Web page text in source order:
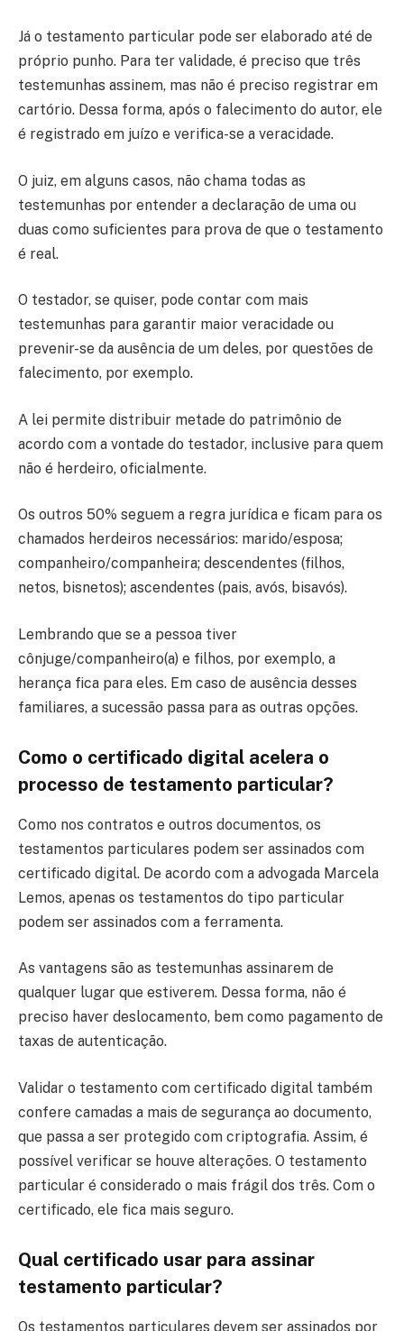
Já o testamento particular pode ser elaborado até de
próprio punho. Para ter validade, é preciso que três
testemunhas assinem, mas não é preciso registrar em
cartório. Dessa forma, após o falecimento do autor, ele
é registrado em juízo e verifica-se a veracidade.
O juiz, em alguns casos, não chama todas as
testemunhas por entender a declaração de uma ou
duas como suficientes para prova de que o testamento
é real.
O testador, se quiser, pode contar com mais
testemunhas para garantir maior veracidade ou
prevenir-se da ausência de um deles, por questões de
falecimento, por exemplo.
A lei permite distribuir metade do patrimônio de
acordo com a vontade do testador, inclusive para quem
não é herdeiro, oficialmente.
Os outros 50% seguem a regra jurídica e ficam para os
chamados herdeiros necessários: marido/esposa;
companheiro/companheira; descendentes (filhos,
netos, bisnetos); ascendentes (pais, avós, bisavós).
Lembrando que se a pessoa tiver
cônjuge/companheiro(a) e filhos, por exemplo, a
herança fica para eles. Em caso de ausência desses
familiares, a sucessão passa para as outras opções.
Como o certificado digital acelera o
processo de testamento particular?
Como nos contratos e outros documentos, os
testamentos particulares podem ser assinados com
certificado digital. De acordo com a advogada Marcela
Lemos, apenas os testamentos do tipo particular
podem ser assinados com a ferramenta.
As vantagens são as testemunhas assinarem de
qualquer lugar que estiverem. Dessa forma, não é
preciso haver deslocamento, bem como pagamento de
taxas de autenticação.
Validar o testamento com certificado digital também
confere camadas a mais de segurança ao documento,
que passa a ser protegido com criptografia. Assim, é
possível verificar se houve alterações. O testamento
particular é considerado o mais frágil dos três. Com o
certificado, ele fica mais seguro.
Qual certificado usar para assinar
testamento particular?
Os testamentos particulares devem ser assinados por